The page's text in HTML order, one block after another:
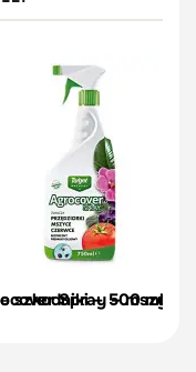
szkodniki – 500 ml
Spray –